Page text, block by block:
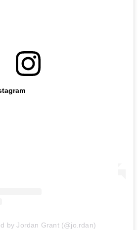
by Jordan Grant (@jo.rdan)